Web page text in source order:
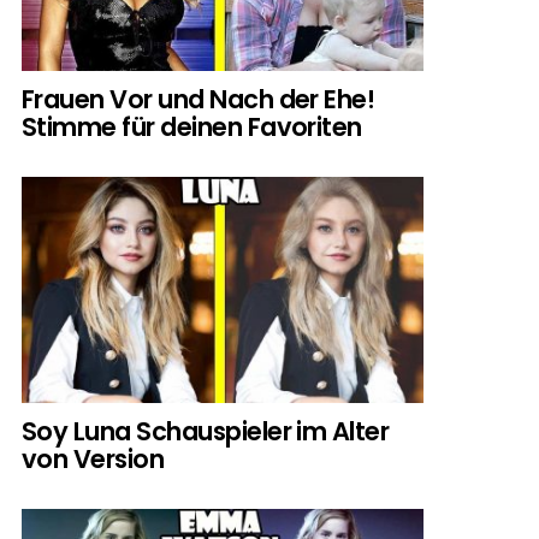
Frauen Vor und Nach der Ehe!
Stimme für deinen Favoriten
Soy Luna Schauspieler im Alter
von Version